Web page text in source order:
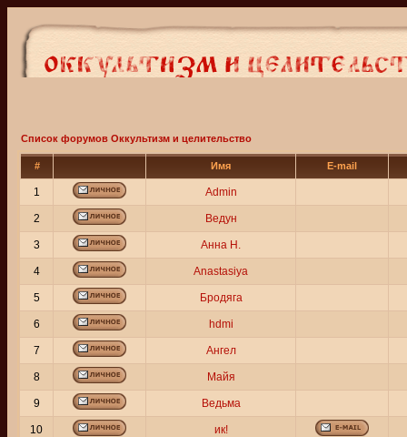
Список форумов Оккультизм и целительство
# Имя E-mail
1 Admin
2 Ведун
3 Анна Н.
4 Anastasiya
5 Бродяга
6 hdmi
7 Ангел
8 Майя
9 Ведьма
10 ик!